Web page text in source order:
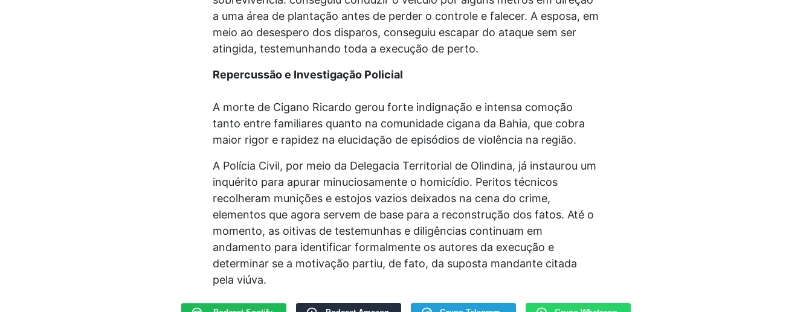
a uma área de plantação antes de perder o controle e falecer. A esposa, em
meio ao desespero dos disparos, conseguiu escapar do ataque sem ser
atingida, testemunhando toda a execução de perto.
Repercussão e Investigação Policial
A morte de Cigano Ricardo gerou forte indignação e intensa comoção
tanto entre familiares quanto na comunidade cigana da Bahia, que cobra
maior rigor e rapidez na elucidação de episódios de violência na região.
A Polícia Civil, por meio da Delegacia Territorial de Olindina, já instaurou um
inquérito para apurar minuciosamente o homicídio. Peritos técnicos
recolheram munições e estojos vazios deixados na cena do crime,
elementos que agora servem de base para a reconstrução dos fatos. Até o
momento, as oitivas de testemunhas e diligências continuam em
andamento para identificar formalmente os autores da execução e
determinar se a motivação partiu, de fato, da suposta mandante citada
pela viúva.